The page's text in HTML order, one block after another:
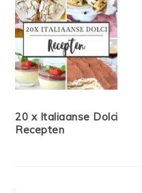
20 x Italiaanse Dolci
Recepten